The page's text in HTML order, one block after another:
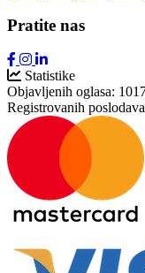
Pratite nas
Statistike
Objavljenih oglasa:
Registrovanih